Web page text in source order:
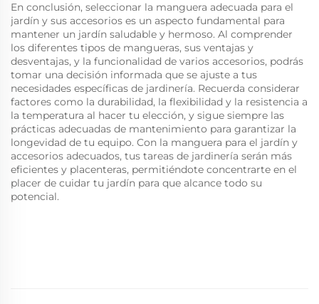
En conclusión, seleccionar la manguera adecuada para el
jardín y sus accesorios es un aspecto fundamental para
mantener un jardín saludable y hermoso. Al comprender
los diferentes tipos de mangueras, sus ventajas y
desventajas, y la funcionalidad de varios accesorios, podrás
tomar una decisión informada que se ajuste a tus
necesidades específicas de jardinería. Recuerda considerar
factores como la durabilidad, la flexibilidad y la resistencia a
la temperatura al hacer tu elección, y sigue siempre las
prácticas adecuadas de mantenimiento para garantizar la
longevidad de tu equipo. Con la manguera para el jardín y
accesorios adecuados, tus tareas de jardinería serán más
eficientes y placenteras, permitiéndote concentrarte en el
placer de cuidar tu jardín para que alcance todo su
potencial.